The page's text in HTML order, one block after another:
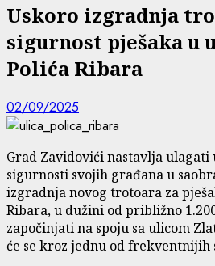
Uskoro izgradnja
sigurnost pješaka u
Polića Ribara
02/09/2025
Grad Zavidovići nastavlja ulagati
sigurnosti svojih građana u
izgradnja novog trotoara za
Ribara, u dužini od približno
započinjati na spoju sa ulicom
će se kroz jednu od frekventnijih